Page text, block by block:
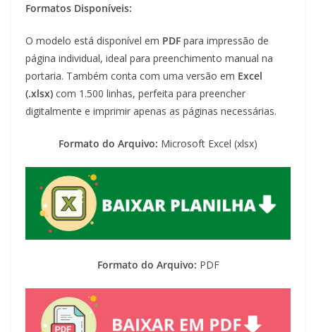
Formatos Disponíveis:
O modelo está disponível em PDF para impressão de
página individual, ideal para preenchimento manual na
portaria. Também conta com uma versão em Excel
(.xlsx) com 1.500 linhas, perfeita para preencher
digitalmente e imprimir apenas as páginas necessárias.
Formato do Arquivo: Microsoft Excel (xlsx)
Formato do Arquivo: PDF